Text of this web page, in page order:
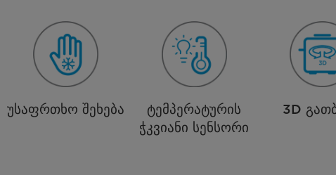
უსაფრთხო შეხება
ტემპერატურის
ჭკვიანი სენსორი
3D